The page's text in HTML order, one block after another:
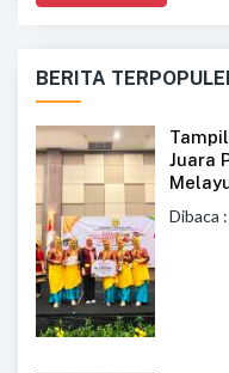
BERITA
Juara
Dibaca :